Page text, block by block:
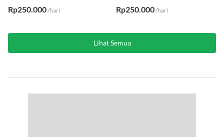
Rp250.000/hari Rp250.000/hari
Lihat Semua